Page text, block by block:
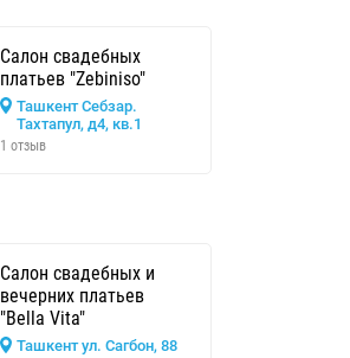
Салон свадебных
платьев "Zebiniso"
Ташкент Себзар.
Тахтапул, д4, кв.1
1 отзыв
Салон свадебных и
вечерних платьев
"Bella Vita"
Ташкент ул. Сагбон, 88